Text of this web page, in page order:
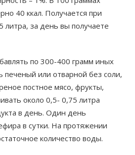
40 ккал. Получается при
литра, за день вы получаете
по 300-400 грамм иных
печеный или отварной без соли,
постное мясо, фрукты,
около 0,5- 0,75 литра
в день. Один день
в сутки. На протяжении
количество воды.